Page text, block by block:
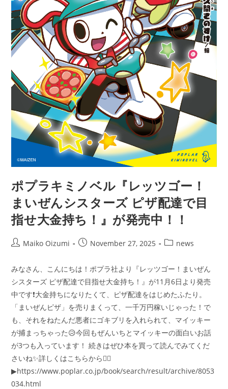
カ
ラ
ー
の
４
コ
マ
ま
ん
が
に
な
っ
て
登
場！！
ポプラキミノベル『レッツゴー！
まいぜんシスターズ ピザ配達で目
指せ大金持ち！』が発売中！！
PostMaiko Oizumi
PostNovember 27, 2025
Postnews
みなさん、こんにちは！ポプラ社より『レッツゴー！まいぜん
シスターズ ピザ配達で目指せ大金持ち！』が11月6日より発売
中です❗大金持ちになりたくて、ピザ配達をはじめたふたり。
「まいぜんピザ」を売りまくって、一千万円稼いじゃった！で
も、それをねたんだ悪者にゴキブリを入れられて、マイッキー
が捕まっちゃった😥今回もぜんいちとマイッキーの面白いお話
が3つも入っています！ 続きはぜひ本を買って読んでみてくだ
さいね✨詳しくはこちらから👇🏻
▶https://www.poplar.co.jp/book/search/result/archive/8053
034.html